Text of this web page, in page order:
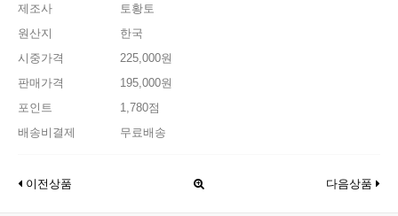
제조사
토황토
원산지
한국
시중가격
225,000원
판매가격
195,000원
포인트
1,780점
배송비결제
무료배송
이전상품 다음상품